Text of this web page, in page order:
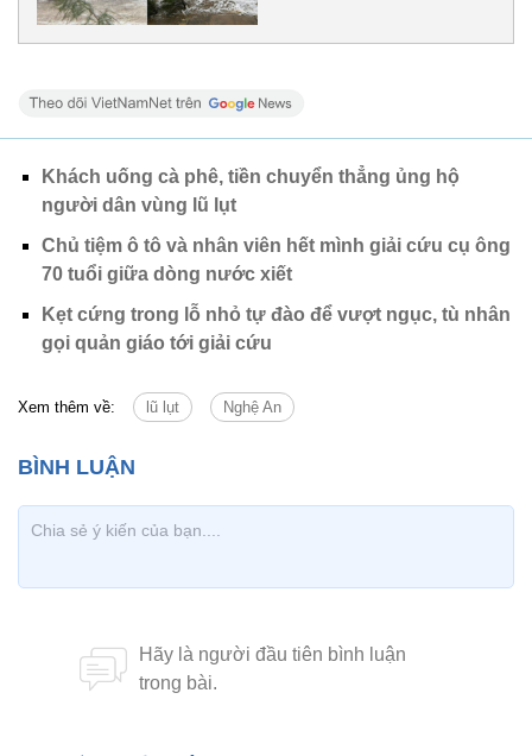
Khách uống cà phê, tiền chuyển thẳng ủng hộ
người dân vùng lũ lụt
Chủ tiệm ô tô và nhân viên hết mình giải cứu cụ ông
70 tuổi giữa dòng nước xiết
Kẹt cứng trong lỗ nhỏ tự đào để vượt ngục, tù nhân
gọi quản giáo tới giải cứu
Xem thêm về: lũ lụt Nghệ An